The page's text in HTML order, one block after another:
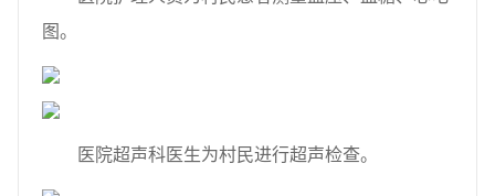
图。
医院超声科医生为村民进行超声检查。